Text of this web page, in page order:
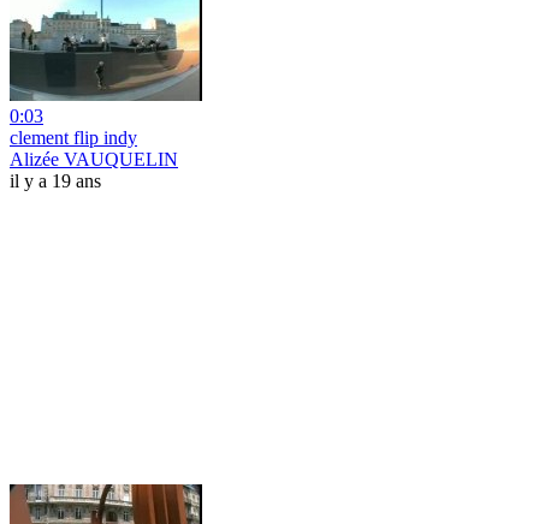
0:03
clement flip indy
Alizée VAUQUELIN
il y a 19 ans